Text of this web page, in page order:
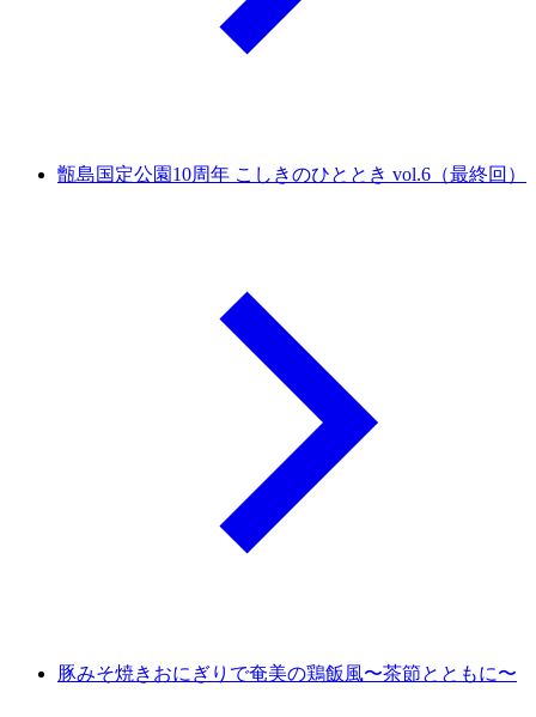
甑島国定公園10周年 こしきのひととき vol.6（最終回）
豚みそ焼きおにぎりで奄美の鶏飯風〜茶節とともに〜